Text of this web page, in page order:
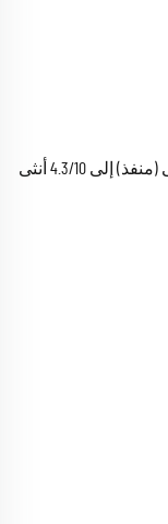
محول موصل كوكسيالي RF من نوع 4.3-10 أنثى (منفذ) إلى 4.3/10 أنثى